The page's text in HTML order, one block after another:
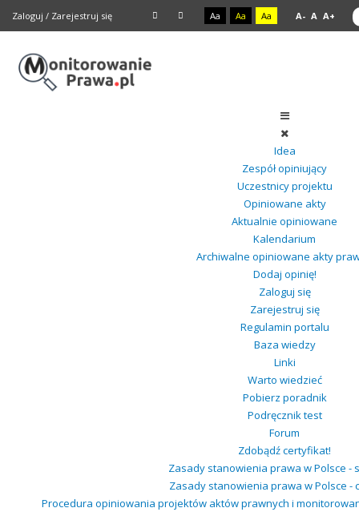
Zaloguj / Zarejestruj się Aa Aa Aa A- A A+
Idea
Zespół opiniujący
Uczestnicy projektu
Opiniowane akty
Aktualnie opiniowane
Kalendarium
Archiwalne opiniowane akty
Dodaj opinię!
Zaloguj się
Zarejestruj się
Regulamin portalu
Baza wiedzy
Linki
Warto wiedzieć
Pobierz poradnik
Podręcznik test
Forum
Zdobądź certyfikat!
Zasady stanowienia prawa w Polsce -
Zasady stanowienia prawa w Polsce -
Procedura opiniowania projektów aktów prawnych i